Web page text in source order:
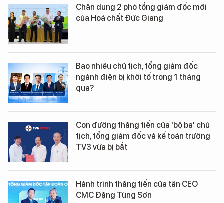
Chân dung 2 phó tổng giám đốc mới
của Hoá chất Đức Giang
Bao nhiêu chủ tịch, tổng giám đốc
ngành điện bị khởi tố trong 1 tháng
qua?
Con đường thăng tiến của 'bộ ba' chủ
tịch, tổng giám đốc và kế toán trưởng
TV3 vừa bị bắt
Hành trình thăng tiến của tân CEO
CMC Đặng Tùng Sơn